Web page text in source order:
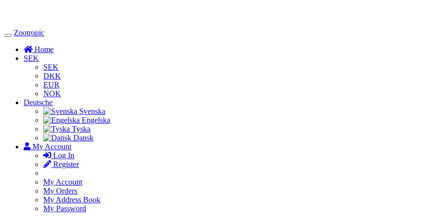
Toggle
Navigation
Zootropic
Home
SEK
SEK
DKK
EUR
NOK
Deutsche
Svenska
Engelska
Tyska
Dansk
My Account
Log In
Register
My Account
My Orders
My Address Book
My Password